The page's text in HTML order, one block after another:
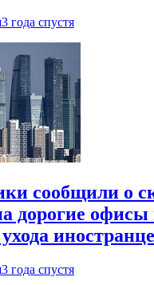
3 года спустя
сообщили о
дорогие
3 года спустя